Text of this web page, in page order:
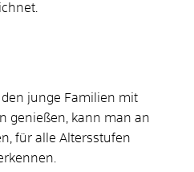
junge Familien mit
genießen, kann man an
für alle Altersstufen